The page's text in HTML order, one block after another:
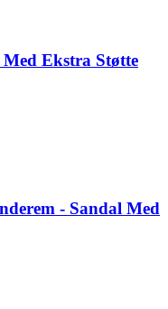
Ekstra Støtte
- Sandal Med